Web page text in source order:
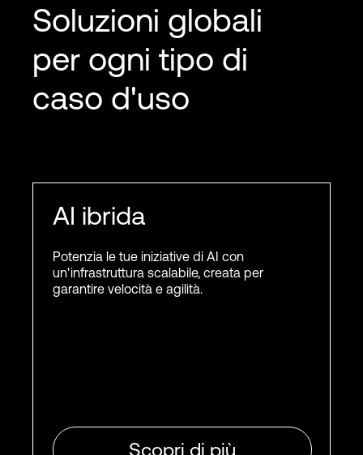
Soluzioni globali
per ogni tipo di
caso d'uso
AI ibrida
Potenzia le tue iniziative di AI con
un'infrastruttura scalabile, creata per
garantire velocità e agilità.
Scopri di più